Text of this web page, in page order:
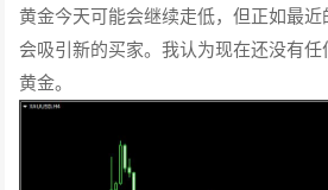
黄金今天可能会继续走低，但正如最
会吸引新的买家。我认为现在还没有
黄金。